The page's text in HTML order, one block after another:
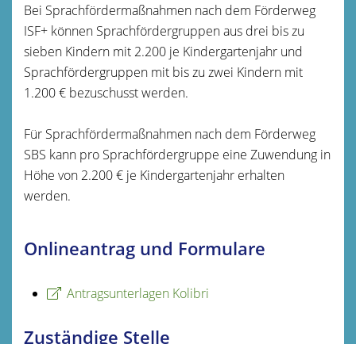
Bei Sprachfördermaßnahmen nach dem Förderweg
ISF+ können Sprachfördergruppen aus drei bis zu
sieben Kindern mit 2.200 je Kindergartenjahr und
Sprachfördergruppen mit bis zu zwei Kindern mit
1.200 € bezuschusst werden.
Für Sprachfördermaßnahmen nach dem Förderweg
SBS kann pro Sprachfördergruppe eine Zuwendung in
Höhe von 2.200 € je Kindergartenjahr erhalten
werden.
Onlineantrag und Formulare
Antragsunterlagen Kolibri
Zuständige Stelle